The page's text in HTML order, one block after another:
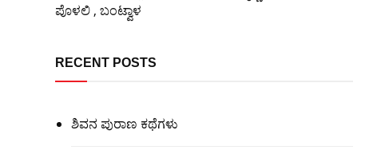
ಪೊಳಲಿ , ಬಂಟ್ವಾಳ
RECENT POSTS
ಶಿವನ ಪುರಾಣ ಕಥೆಗಳು